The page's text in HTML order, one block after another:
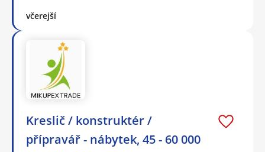
včerejší
Kreslič / konstruktér /
přípravář - nábytek, 45 - 60 000